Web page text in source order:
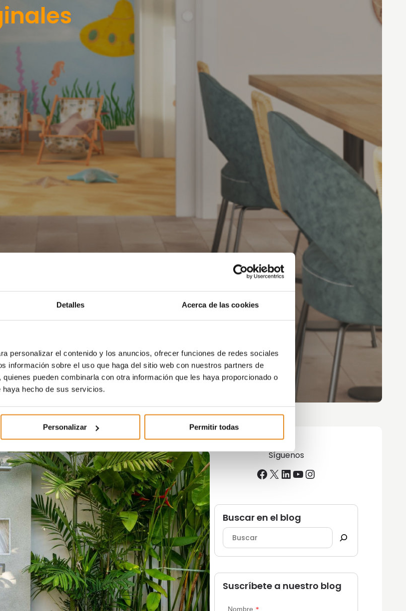
Detalles Acerca de las cookies
personalizar el contenido y los anuncios, ofrecer funciones de redes sociales
información sobre el uso que haga del sitio web con nuestros partners de
pueden combinarla con otra información que les haya proporcionado o
hecho de sus servicios.
Personalizar Permitir todas
Síguenos
Facebook
X LinkedIn
YouTube
Instagram
Buscar en el blog
Suscríbete a nuestro blog